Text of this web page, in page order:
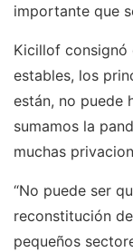
importante que
Kicillof consignó
estables, los
están, no puede
sumamos la
muchas
“No puede ser
reconstitución
pequeños